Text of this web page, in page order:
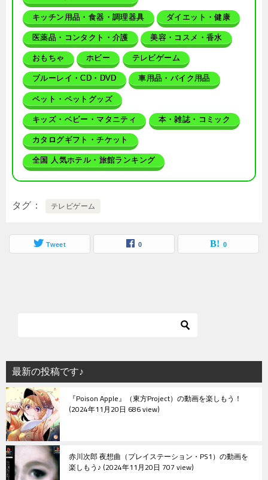
キッチン用品・食器・調理器具 ダイエット・健康
医薬品・コンタクト・介護 美容・コスメ・香水
おもちゃ ホビー テレビゲーム
ブルーレイ・CD・DVD 車用品・バイク用品
ペット・ペットグッズ
キッズ・ベビー・マタニティ 本・雑誌・コミック
カタログギフト・チケット
全国 人気ホテル・旅館ランキング
タグ テレビゲーム
Tweet 0 0
最新の投稿です♪
『Poison Apple』（東方Project）の動画を楽しもう！
2024年11月20日 686 view
赤川次郎 夜想曲（プレイステーション・PS1）の動画を
楽しもう♪ 2024年11月20日 707 view